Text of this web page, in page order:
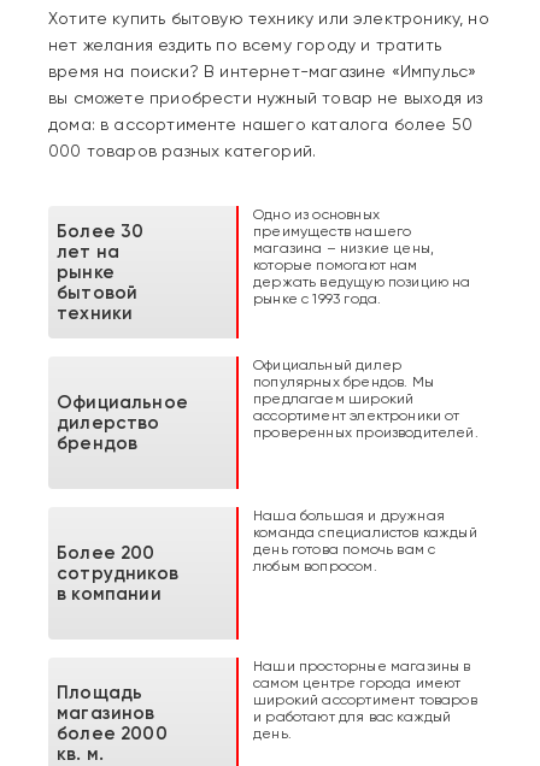
Хотите купить бытовую технику или электронику, но
нет желания ездить по всему городу и тратить
время на поиски? В интернет-магазине «Импульс»
вы сможете приобрести нужный товар не выходя из
дома: в ассортименте нашего каталога более 50
000 товаров разных категорий.
Более 30
лет на
рынке
бытовой
техники
Одно из основных
преимуществ нашего
магазина – низкие цены,
которые помогают нам
держать ведущую позицию на
рынке с 1993 года.
Официальное
дилерство
брендов
Официальный дилер
популярных брендов. Мы
предлагаем широкий
ассортимент электроники от
проверенных производителей.
Более 200
сотрудников
в компании
Наша большая и дружная
команда специалистов каждый
день готова помочь вам с
любым вопросом.
Площадь
магазинов
более 2000
кв. м.
Наши просторные магазины в
самом центре города имеют
широкий ассортимент товаров
и работают для вас каждый
день.